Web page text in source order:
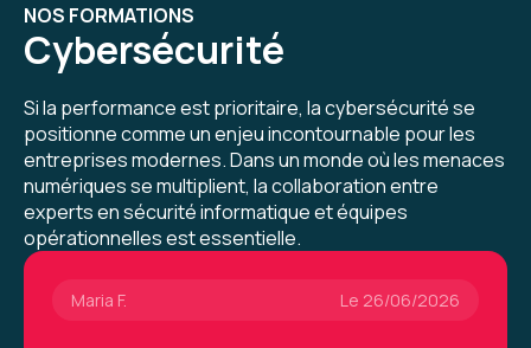
NOS FORMATIONS
Cybersécurité
Si la performance est prioritaire, la cybersécurité se
positionne comme un enjeu incontournable pour les
entreprises modernes. Dans un monde où les menaces
numériques se multiplient, la collaboration entre
experts en sécurité informatique et équipes
opérationnelles est essentielle.
5
Formation : Sécurité systèmes et réseaux - Niveau 1
Maria F. Le 26/06/2026